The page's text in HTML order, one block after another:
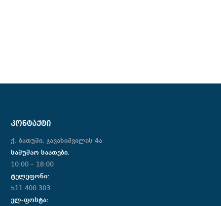
ᲙᲝᲜᲢᲐᲥᲢᲘ
ქ. ბათუმი, ჯავახიშვილის 4ა
სამუშაო საათები:
10:00 – 18:00
ტელეფონი:
511 400 303
ელ-ფოსტა: